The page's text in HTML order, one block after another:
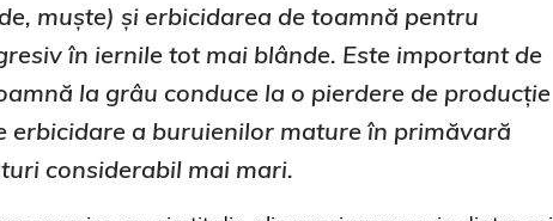
muște) și erbicidarea de toamnă pentru
în iernile tot mai blânde. Este important de
la grâu conduce la o pierdere de producție
erbicidare a buruienilor mature în primăvară
considerabil mai mari.